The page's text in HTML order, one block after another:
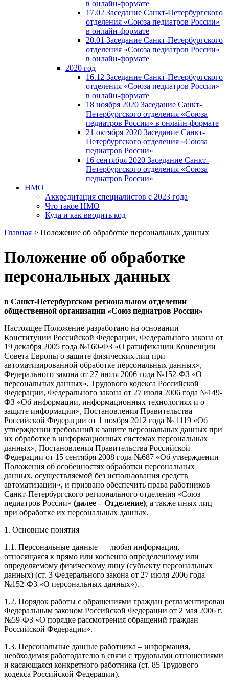
в онлайн-формате
17.02 Заседание Санкт-Петербургского
отделения «Союза педиатров России»
в онлайн-формате
20.01 Заседание Санкт-Петербургского
отделения «Союза педиатров России»
в онлайн-формате
2020 год
16.12 Заседание Санкт-Петербургского
отделения «Союза педиатров России»
в онлайн-формате
18 ноября 2020 Заседание Санкт-
Петербургского отделения «Союза
педиатров России» в онлайн-формате
21 октября 2020 Заседание Санкт-
Петербургского отделения «Союза
педиатров России»
16 сентября 2020 Заседание Санкт-
Петербургского отделения «Союза
педиатров России»
НМО
Аккредитация специалистов с 2023 года
Что такое НМО
Куда и как вводить код
Главная > Положение об обработке персональных данных
Положение об обработке
персональных данных
в Санкт-Петербургском региональном отделении
общественной организации «Союз педиатров России»
Настоящее Положение разработано на основании
Конституции Российской Федерации, Федерального закона от
19 декабря 2005 года №160-ФЗ «О ратификации Конвенции
Совета Европы о защите физических лиц при
автоматизированной обработке персональных данных»,
Федерального закона от 27 июля 2006 года №152-ФЗ «О
персональных данных», Трудового кодекса Российской
Федерации, Федерального закона от 27 июля 2006 года №149-
ФЗ «Об информации, информационных технологиях и о
защите информации», Постановления Правительства
Российской Федерации от 1 ноября 2012 года № 1119 «Об
утверждении требований к защите персональных данных при
их обработке в информационных системах персональных
данных», Постановления Правительства Российской
Федерации от 15 сентября 2008 года №687 «Об утверждении
Положения об особенностях обработки персональных
данных, осуществляемой без использования средств
автоматизации», и призвано обеспечить права работников
Санкт-Петербургского регионального отделения «Союз
педиатров России» (далее – Отделение), а также иных лиц
при обработке их персональных данных.
1. Основные понятия
1.1. Персональные данные — любая информация,
относящаяся к прямо или косвенно определенному или
определяемому физическому лицу (субъекту персональных
данных) (ст. 3 Федерального закона от 27 июля 2006 года
№152-ФЗ «О персональных данных»).
1.2. Порядок работы с обращениями граждан регламентирован
Федеральным законом Российской Федерации от 2 мая 2006 г.
№59-ФЗ «О порядке рассмотрения обращений граждан
Российской Федерации».
1.3. Персональные данные работника – информация,
необходимая работодателю в связи с трудовыми отношениями
и касающаяся конкретного работника (ст. 85 Трудового
кодекса Российской Федерации).